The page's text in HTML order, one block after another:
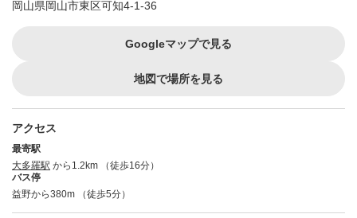
岡山県岡山市東区可知4-1-36
Googleマップで見る
地図で場所を見る
アクセス
最寄駅
大多羅駅 から1.2km （徒歩16分）
バス停
益野から380m （徒歩5分）